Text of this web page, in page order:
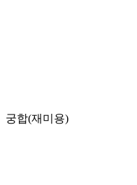
궁합(재미용)